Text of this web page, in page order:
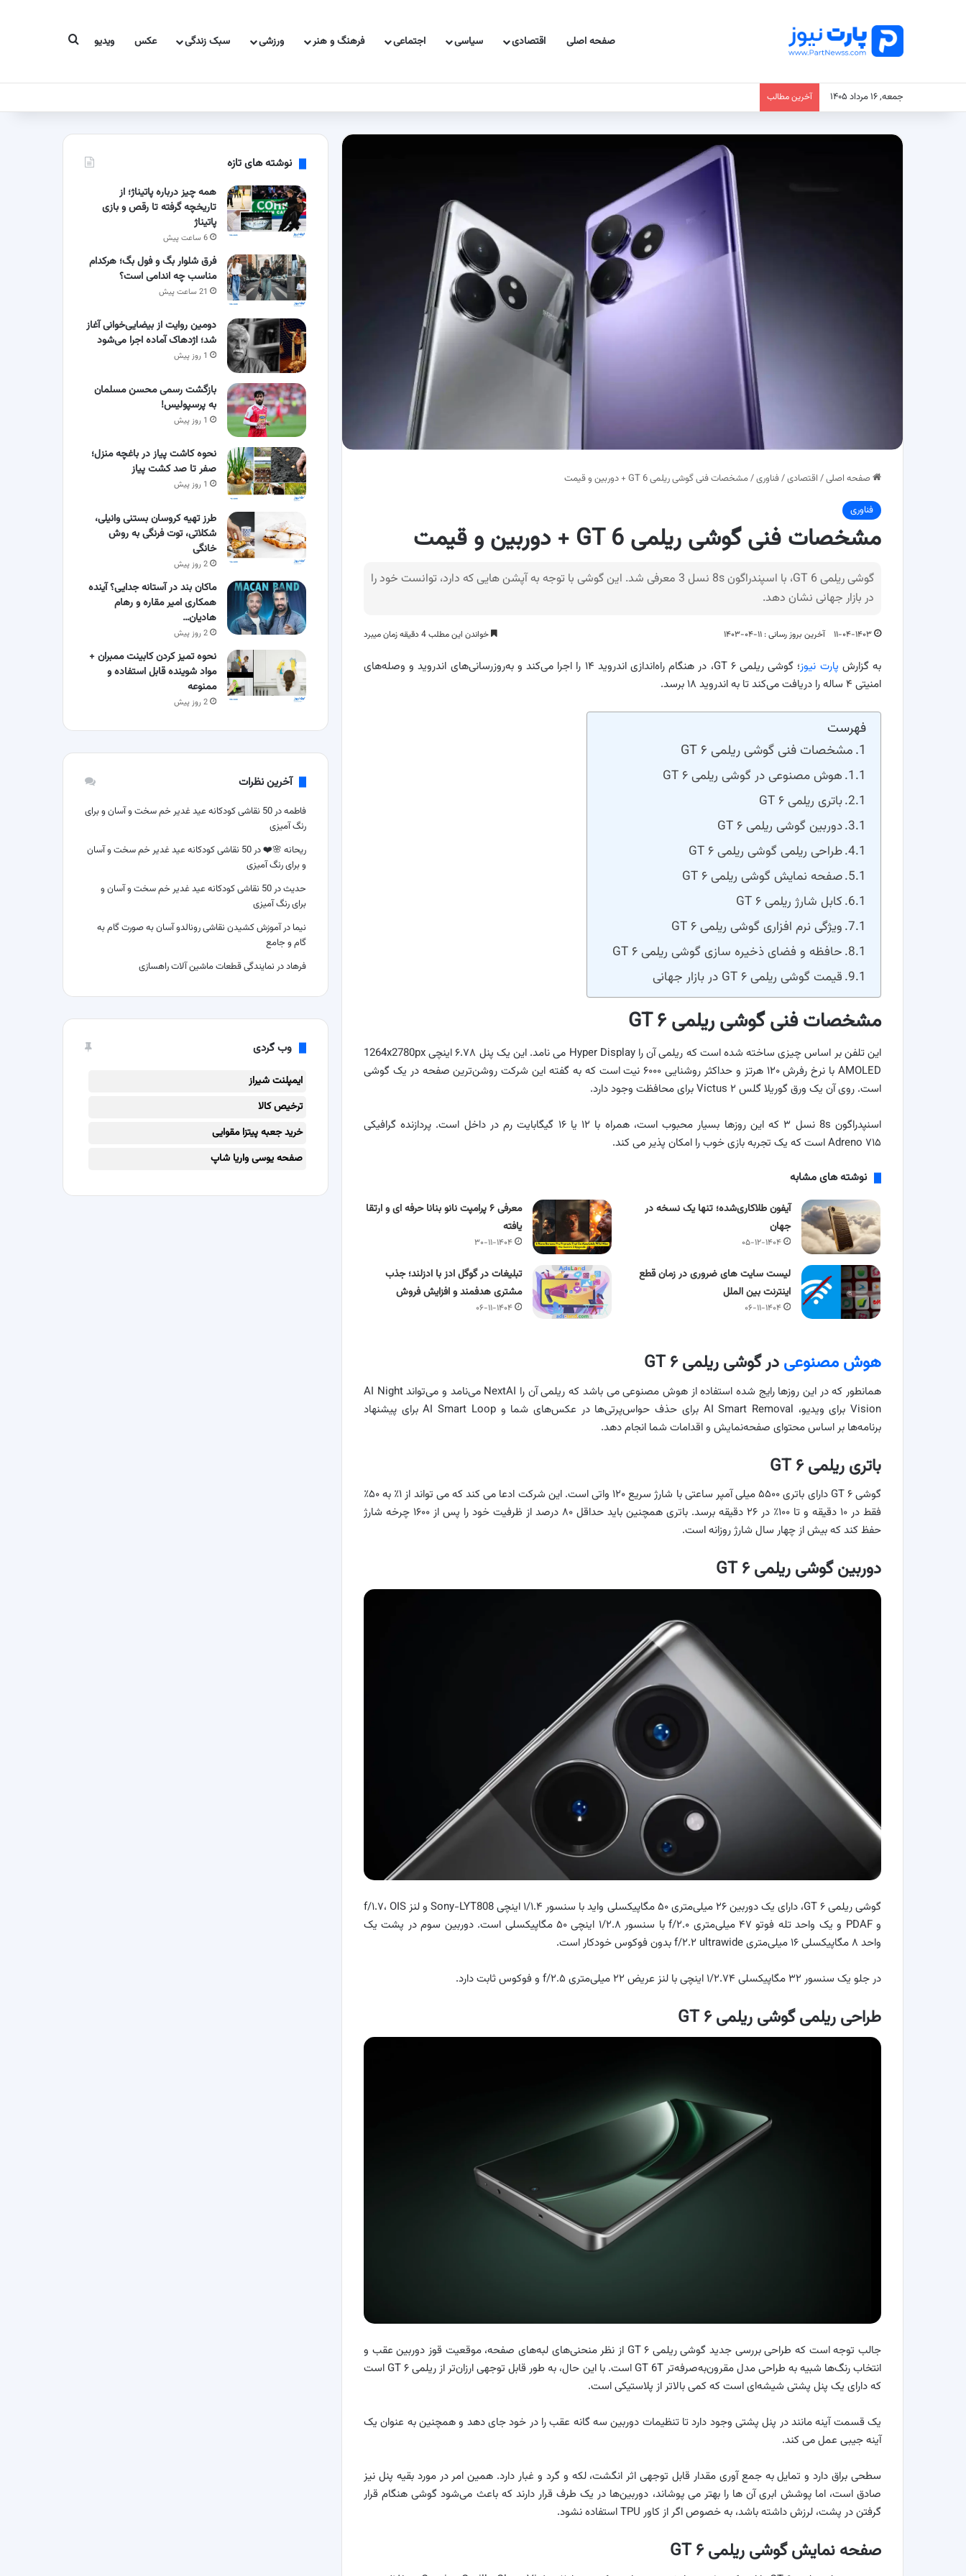
صفحه اصلی اقتصادی سیاسی اجتماعی فرهنگ و هنر ورزشی سبک زندگی عکس ویدیو جستجو برای
جمعه, ۱۶ مرداد ۱۴۰۵ آخرین مطالب
صفحه اصلی/ اقتصادی/فناوری/مشخصات فنی گوشی ریلمی GT 6 + دوربین و قیمت
فناوری
مشخصات فنی گوشی ریلمی GT 6 + دوربین و قیمت
گوشی ریلمی GT 6، با اسپندراگون 8s نسل 3 معرفی شد. این گوشی با توجه به آپشن هایی که دارد، توانست خود را
در بازار جهانی نشان دهد.
۱۱-۰۴-۱۴۰۳ آخرین بروز رسانی : ۱۱-۰۴-۱۴۰۳ خواندن این مطلب 4 دقیقه زمان میبرد
به گزارش پارت نیوز
؛ گوشی ریلمی GT ۶، در هنگام راه‌اندازی اندروید ۱۴ را اجرا می‌کند و به‌روزرسانی‌های اندروید و وصله‌های
امنیتی ۴ ساله را دریافت می‌کند تا به اندروید ۱۸ برسد.
فهرست
مشخصات فنی گوشی ریلمی GT ۶
هوش مصنوعی در گوشی ریلمی GT ۶
باتری ریلمی GT ۶
دوربین گوشی ریلمی GT ۶
طراحی ریلمی گوشی ریلمی GT ۶
صفحه نمایش گوشی ریلمی GT ۶
کابل شارژ ریلمی GT ۶
ویژگی نرم افزاری گوشی ریلمی GT ۶
حافظه و فضای ذخیره سازی گوشی ریلمی GT ۶
قیمت گوشی ریلمی GT ۶ در بازار جهانی
مشخصات فنی گوشی ریلمی GT ۶
این تلفن بر اساس چیزی ساخته شده است که ریلمی آن را Hyper Display می نامد. این یک پنل ۶.۷۸ اینچی 1264x2780px
AMOLED با نرخ رفرش ۱۲۰ هرتز و حداکثر روشنایی ۶۰۰۰ نیت است که به گفته این شرکت روشن‌ترین صفحه در یک گوشی
است. روی آن یک ورق گوریلا گلس Victus ۲ برای محافظت وجود دارد.
اسنپدراگون 8s نسل ۳ که این روزها بسیار محبوب است، همراه با ۱۲ یا ۱۶ گیگابایت رم در داخل است. پردازنده گرافیکی
Adreno ۷۱۵ است که یک تجربه بازی خوب را امکان پذیر می کند.
نوشته های مشابه
آیفون طلاکاری‌شده؛ تنها یک نسخه در
جهان
۰۵-۱۲-۱۴۰۴
معرفی ۶ پرامپت‌ نانو بنانا حرفه ای و ارتقا
یافته
۳۰-۱۱-۱۴۰۴
لیست سایت های ضروری در زمان قطع
اینترنت بین الملل
۰۶-۱۱-۱۴۰۴
تبلیغات در گوگل ادز با ادزلند؛ جذب
مشتری هدفمند و افزایش فروش
۰۶-۱۱-۱۴۰۴
هوش مصنوعیدر گوشی ریلمی GT ۶
همانطور که در این روزها رایج شده استفاده از هوش مصنوعی می باشد که ریلمی آن را NextAI می‌نامد و می‌تواند AI Night
Vision برای ویدیو، AI Smart Removal برای حذف حواس‌پرتی‌ها در عکس‌های شما و AI Smart Loop برای پیشنهاد
برنامه‌ها بر اساس محتوای صفحه‌نمایش و اقدامات شما انجام دهد.
باتری ریلمی GT ۶
گوشی GT ۶ دارای باتری ۵۵۰۰ میلی آمپر ساعتی با شارژ سریع ۱۲۰ واتی است. این شرکت ادعا می کند که می تواند از ۱٪ به ۵۰٪
فقط در ۱۰ دقیقه و تا ۱۰۰٪ در ۲۶ دقیقه برسد. باتری همچنین باید حداقل ۸۰ درصد از ظرفیت خود را پس از ۱۶۰۰ چرخه شارژ
حفظ کند که بیش از چهار سال شارژ روزانه است.
دوربین گوشی ریلمی GT ۶
گوشی ریلمی GT ۶، دارای یک دوربین ۲۶ میلی‌متری ۵۰ مگاپیکسلی واید با سنسور ۱/۱.۴ اینچی Sony-LYT808 و لنز f/۱.۷، OIS
و PDAF و یک واحد تله فوتو ۴۷ میلی‌متری f/۲.۰ با سنسور ۱/۲.۸ اینچی ۵۰ مگاپیکسلی است. دوربین سوم در پشت یک
واحد ۸ مگاپیکسلی ۱۶ میلی‌متری f/۲.۲ ultrawide بدون فوکوس خودکار است.
در جلو یک سنسور ۳۲ مگاپیکسلی ۱/۲.۷۴ اینچی با لنز عریض ۲۲ میلی‌متری f/۲.۵ و فوکوس ثابت دارد.
طراحی ریلمی گوشی ریلمی GT ۶
جالب توجه است که طراحی بررسی جدید گوشی ریلمی GT ۶ از نظر منحنی‌های لبه‌های صفحه، موقعیت قوز دوربین عقب و
انتخاب رنگ‌ها شبیه به طراحی مدل مقرون‌به‌صرفه‌تر GT 6T است. با این حال، به طور قابل توجهی ارزان‌تر از ریلمی GT ۶ است
که دارای یک پنل پشتی شیشه‌ای است که کمی بالاتر از پلاستیکی است.
یک قسمت آینه مانند در پنل پشتی وجود دارد تا تنظیمات دوربین سه گانه عقب را در خود جای دهد و همچنین به عنوان یک
آینه جیبی عمل می کند.
سطحی براق دارد و تمایل به جمع آوری مقدار قابل توجهی اثر انگشت، لکه و گرد و غبار دارد. همین امر در مورد بقیه پنل نیز
صادق است، اما پوشش ابری آن ها را بهتر می پوشاند، دوربین‌ها در یک طرف قرار دارند که باعث می‌شود گوشی هنگام قرار
گرفتن در پشت، لرزش داشته باشد، به خصوص اگر از کاور TPU استفاده نشود.
صفحه نمایش گوشی ریلمی GT ۶
نوشته های تازه
همه چیز درباره پاتیناژ؛ از
تاریخچه گرفته تا رقص و بازی
پاتیناژ
6 ساعت پیش
فرق شلوار بگ و فول بگ؛ هرکدام
مناسب چه اندامی است؟
21 ساعت پیش
دومین روایت از بیضایی‌خوانی آغاز
شد؛ اژدهاک آماده اجرا می‌شود
1 روز پیش
بازگشت رسمی محسن مسلمان
به پرسپولیس!
1 روز پیش
نحوه کاشت پیاز در باغچه منزل؛
صفر تا صد کشت پیاز
1 روز پیش
طرز تهیه کروسان بستنی وانیلی،
شکلاتی، توت فرنگی به روش
خانگی
2 روز پیش
ماکان بند در آستانه جدایی؟ آینده
همکاری امیر مقاره و رهام
هادیان…
2 روز پیش
نحوه تمیز کردن کابینت ممبران +
مواد شوینده قابل استفاده و
ممنوعه
2 روز پیش
آخرین نظرات
فاطمهدر
50 نقاشی کودکانه عید غدیر خم سخت و آسان و برای
رنگ آمیزی
ریحانه 🌸❤️در
50 نقاشی کودکانه عید غدیر خم سخت و آسان
و برای رنگ آمیزی
حدیثدر
50 نقاشی کودکانه عید غدیر خم سخت و آسان و
برای رنگ آمیزی
نیما درآموزش کشیدن نقاشی رونالدو آسان به صورت گام به
گام و جامع
فرهاددر نمایندگی قطعات ماشین آلات راهسازی
وب گردی
ایمپلنت شیراز
ترخیص کالا
خرید جعبه پیتزا مقوایی
صفحه یوسی واریا شاپ